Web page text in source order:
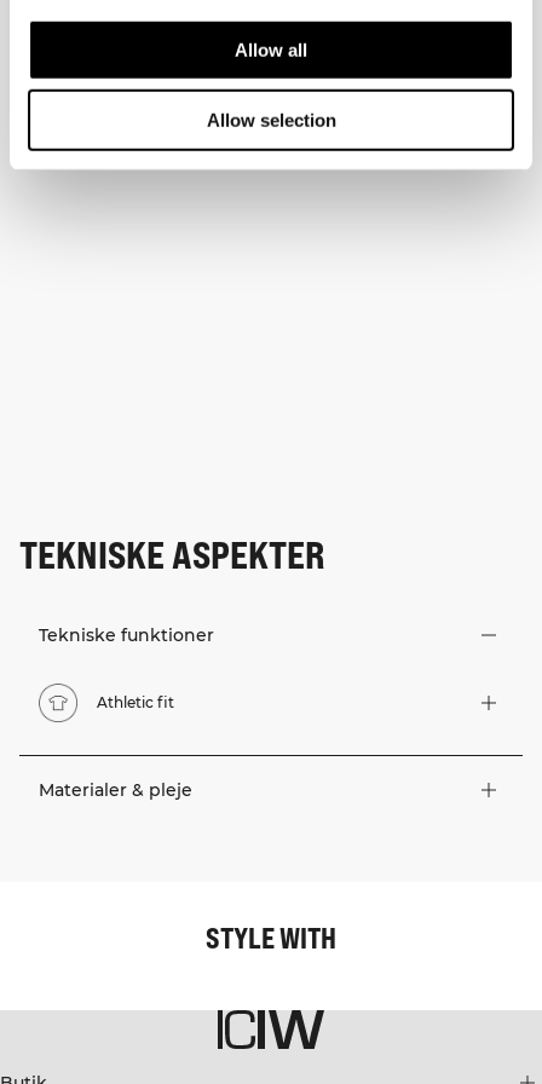
Allow all
Allow selection
TEKNISKE ASPEKTER
Tekniske funktioner
Athletic fit
Materialer & pleje
STYLE WITH